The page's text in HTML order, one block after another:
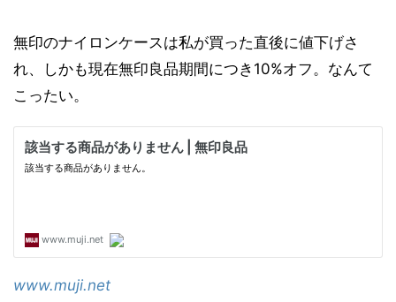
無印のナイロンケースは私が買った直後に値下げさ
れ、しかも現在無印良品期間につき10%オフ。なんて
こったい。
www.muji.net